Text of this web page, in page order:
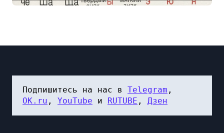
Подпишитесь на нас в Telegram
OK.ru , YouTube и RUTUBE , Дзен